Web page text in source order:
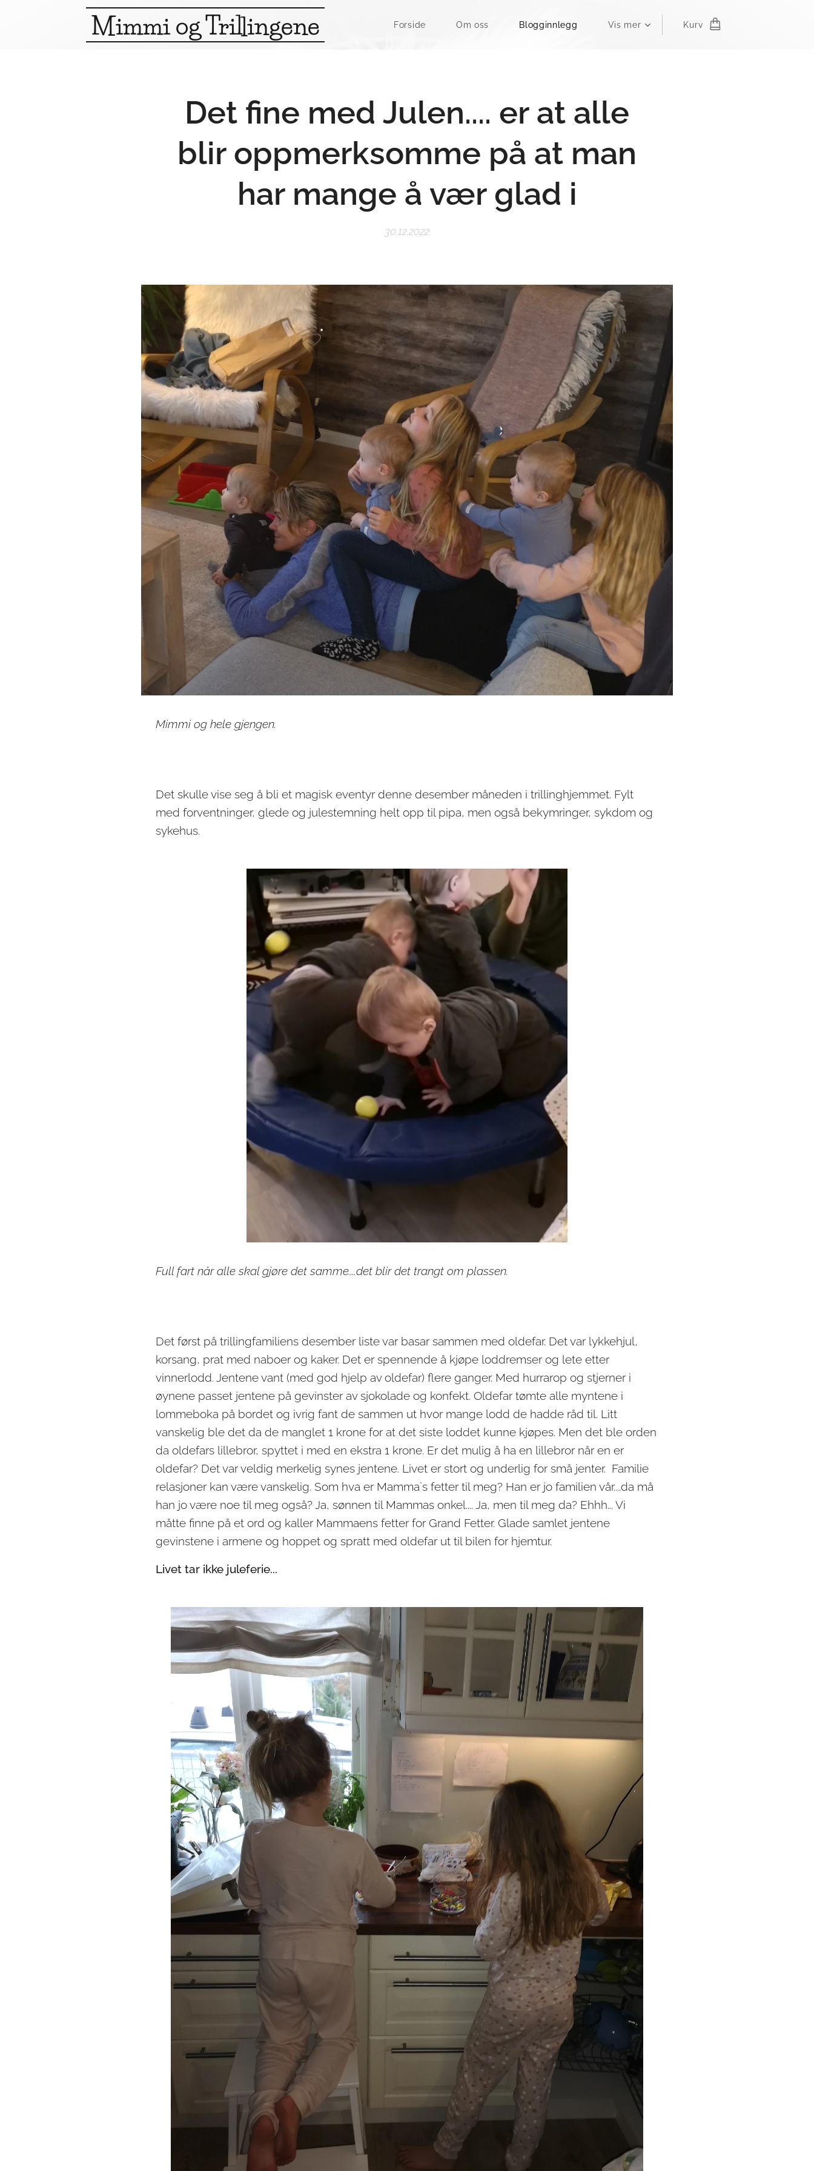
Mimmi og Trillingene Forside Om oss Blogginnlegg Vis mer Kurv
Det fine med Julen.... er at alle
blir oppmerksomme på at man
har mange å vær glad i
30.12.2022
Mimmi og hele gjengen.
Det skulle vise seg å bli et magisk eventyr denne desember måneden i trillinghjemmet. Fylt
med forventninger, glede og julestemning helt opp til pipa, men også bekymringer, sykdom og
sykehus.
Full fart når alle skal gjøre det samme....det blir det trangt om plassen.
Det først på trillingfamiliens desember liste var basar sammen med oldefar. Det var lykkehjul,
korsang, prat med naboer og kaker. Det er spennende å kjøpe loddremser og lete etter
vinnerlodd. Jentene vant (med god hjelp av oldefar) flere ganger. Med hurrarop og stjerner i
øynene passet jentene på gevinster av sjokolade og konfekt. Oldefar tømte alle myntene i
lommeboka på bordet og ivrig fant de sammen ut hvor mange lodd de hadde råd til. Litt
vanskelig ble det da de manglet 1 krone for at det siste loddet kunne kjøpes. Men det ble orden
da oldefars lillebror, spyttet i med en ekstra 1 krone. Er det mulig å ha en lillebror når en er
oldefar? Det var veldig merkelig synes jentene. Livet er stort og underlig for små jenter. Familie
relasjoner kan være vanskelig. Som hva er Mamma`s fetter til meg? Han er jo familien vår....da må
han jo være noe til meg også? Ja, sønnen til Mammas onkel.... Ja, men til meg da? Ehhh... Vi
måtte finne på et ord og kaller Mammaens fetter for Grand Fetter. Glade samlet jentene
gevinstene i armene og hoppet og spratt med oldefar ut til bilen for hjemtur.
Livet tar ikke juleferie...